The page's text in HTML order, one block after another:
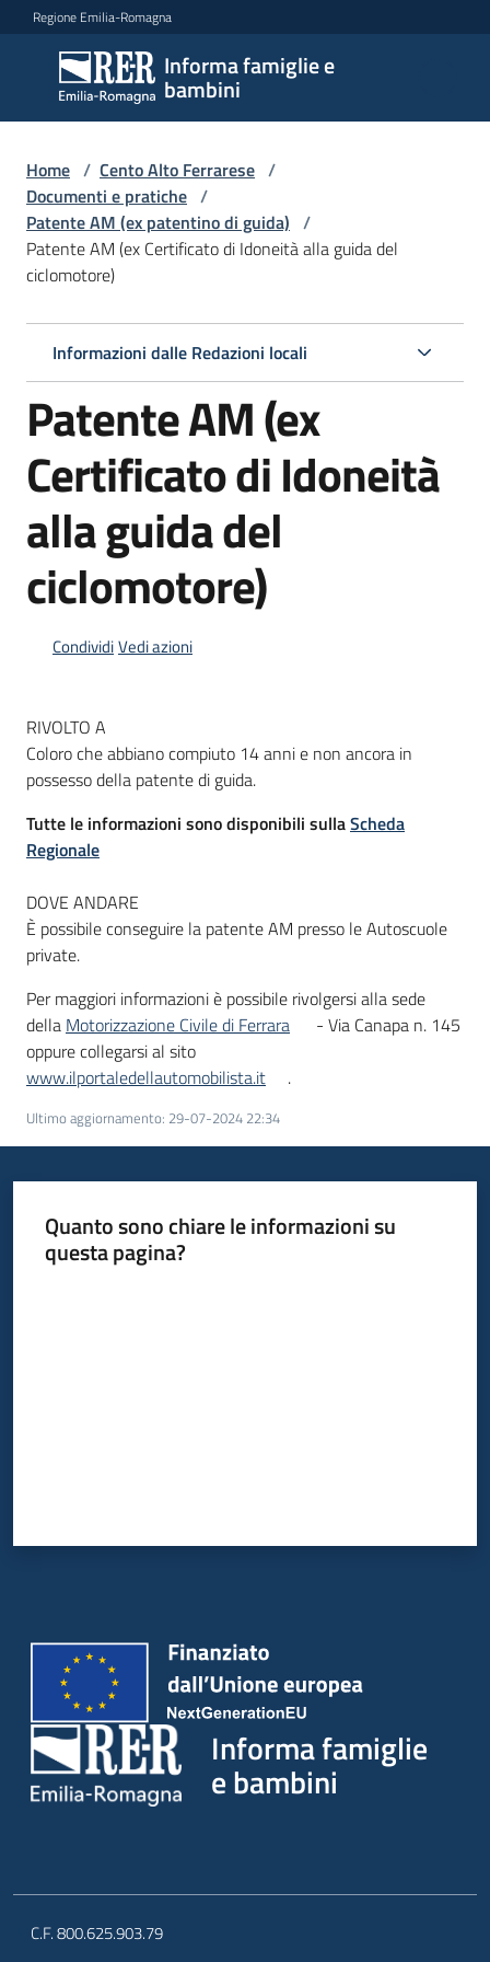
Vai al contenuto
Vai alla navigazione
Vai al footer
Regione Emilia-Romagna
Informa famiglie e
bambini
Informa
famiglie
e
bambini
Argomenti
Servizi
Centri
per
le
famiglie
Informazioni
locali
Newsletter
Home / Cento Alto Ferrarese /
Documenti e pratiche /
Patente AM (ex patentino di guida) /
Patente AM (ex Certificato di Idoneità alla guida del
ciclomotore)
Informazioni dalle Redazioni locali
Patente AM (ex
Certificato di Idoneità
alla guida del
ciclomotore)
CondividiVedi azioni
RIVOLTO A
Coloro che abbiano compiuto 14 anni e non ancora in
possesso della patente di guida.
Tutte le informazioni sono disponibili sullaScheda
Regionale
DOVE ANDARE
È possibile conseguire la patente AM presso le Autoscuole
private.
Per maggiori informazioni è possibile rivolgersi alla sede
della Motorizzazione Civile di Ferrara
- Via Canapa n. 145
oppure collegarsi al sito
www.ilportaledellautomobilista.it
.
Ultimo aggiornamento: 29-07-2024 22:34
Quanto sono chiare le informazioni su
questa pagina?
Informa famiglie
e bambini
C.F. 800.625.903.79